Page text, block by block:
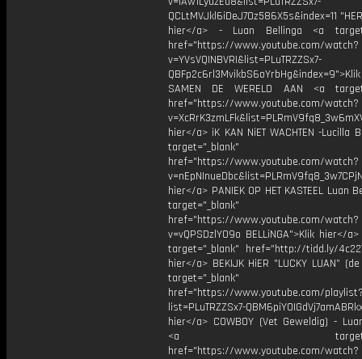
QCLtMVJkl6iDeJ7Oz586X5s&index=11
hier</a> - Luan Bellinga <a
href="https://www.youtube.com/watch?
v=YVsVQINBVRI&list=PLuTRZZSx7-
SAMEN DE WERELD AAN <a
href="https://www.youtube.com/watch?
hier</a> iK KAN NiET WACHTEN -Lucilla
target="_blank"
href="https://www.youtube.com/watch?
hier</a> PANIEK OP HET KASTEEL Luan
target="_blank"
href="https://www.youtube.com/watch?
v=vQPSDzlYO9o BELLiNGA">Klik hier</
target="_blank" href="http://tidd.ly/
hier</a> BEKIJK HiER "LUCKY LUAN”
target="_blank"
href="https://www.youtube.com/
list=PLuTRZZSx7-
hier</a> COWBOY (Vet Geweldig) -
<a
href="https://www.youtube.com/watch?